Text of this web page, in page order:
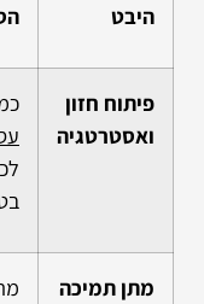
היבט
פיתוח חזון
ואסטרטגיה
מתן תמיכה